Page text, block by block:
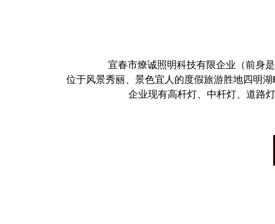
宜春市燎诚照明科技有限企业（前身
位于风景秀丽、景色宜人的度假旅游胜地四明
企业现有高杆灯、中杆灯、道路